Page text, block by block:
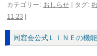
カテゴリー: おしらせ | タグ: #
11-23
同窓会公式ＬＩＮＥの機